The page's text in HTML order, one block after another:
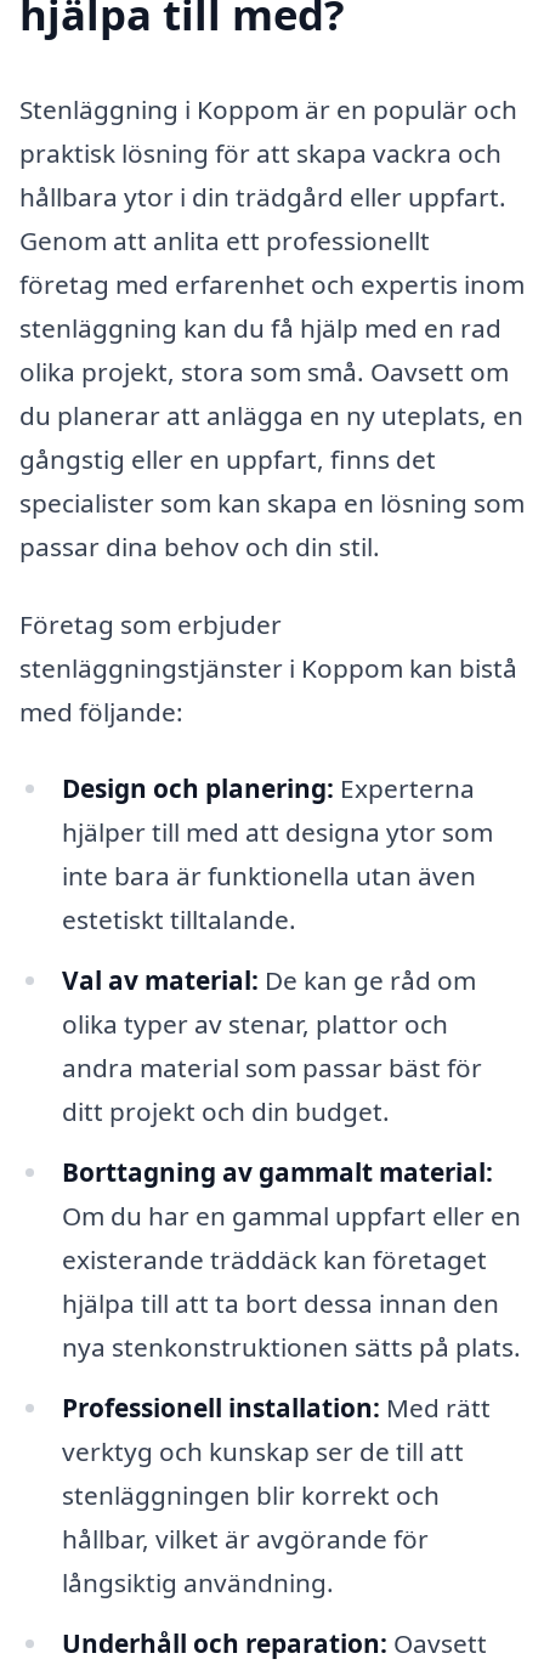
hjälpa till med?
Stenläggning i Koppom är en populär och
praktisk lösning för att skapa vackra och
hållbara ytor i din trädgård eller uppfart.
Genom att anlita ett professionellt
företag med erfarenhet och expertis inom
stenläggning kan du få hjälp med en rad
olika projekt, stora som små. Oavsett om
du planerar att anlägga en ny uteplats, en
gångstig eller en uppfart, finns det
specialister som kan skapa en lösning som
passar dina behov och din stil.
Företag som erbjuder
stenläggningstjänster i Koppom kan bistå
med följande:
Design och planering: Experterna
hjälper till med att designa ytor som
inte bara är funktionella utan även
estetiskt tilltalande.
Val av material: De kan ge råd om
olika typer av stenar, plattor och
andra material som passar bäst för
ditt projekt och din budget.
Borttagning av gammalt material:
Om du har en gammal uppfart eller en
existerande träddäck kan företaget
hjälpa till att ta bort dessa innan den
nya stenkonstruktionen sätts på plats.
Professionell installation: Med rätt
verktyg och kunskap ser de till att
stenläggningen blir korrekt och
hållbar, vilket är avgörande för
långsiktig användning.
Underhåll och reparation: Oavsett